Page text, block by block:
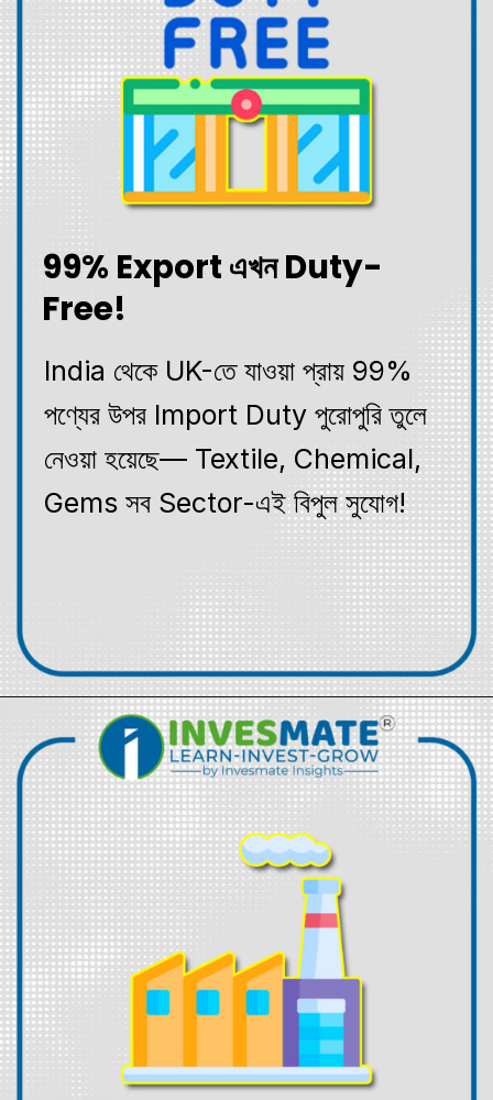
99% Export এখন Duty-
Free!
India থেকে UK-তে যাওয়া প্রায় 99%
পণ্যের উপর Import Duty পুরোপুরি তুলে
নেওয়া হয়েছে— Textile, Chemical,
Gems সব Sector-এই বিপুল সুযোগ!